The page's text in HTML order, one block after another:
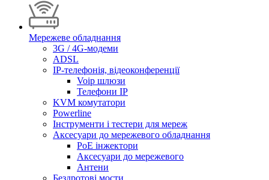
Мережеве обладнання
3G / 4G-модеми
ADSL
IP-телефонія, відеоконференції
Voip шлюзи
Телефони IP
KVM комутатори
Powerline
Інструменти і тестери для мереж
Аксесуари до мережевого обладнання
PoE інжектори
Аксесуари до мережевого
Антени
Бездротові мости